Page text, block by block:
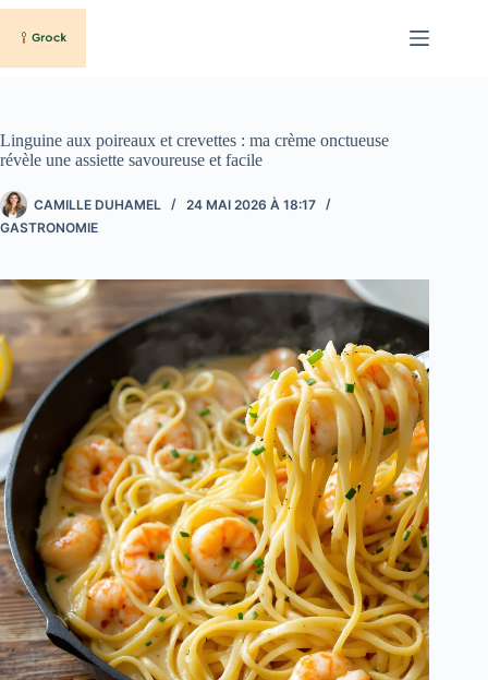
Passer
contenu
Linguine aux poireaux et crevettes : ma crème onctueuse
révèle une assiette savoureuse et facile
CAMILLE DUHAMEL
24 MAI 2026 À 18:17
GASTRONOMIE